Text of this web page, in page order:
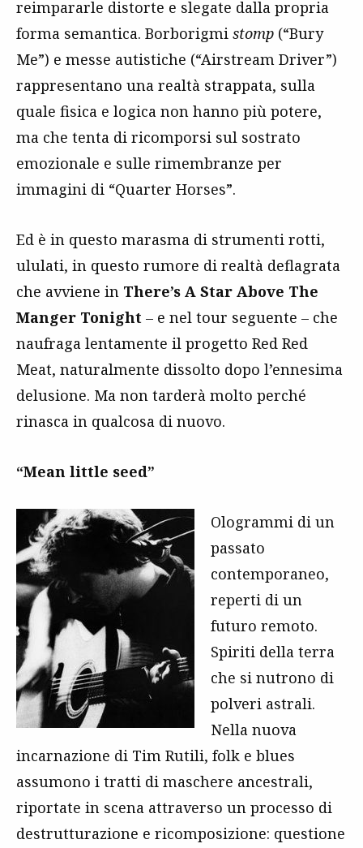
reimpararle distorte e slegate dalla propria
forma semantica. Borborigmi stomp (“Bury
Me”) e messe autistiche (“Airstream Driver”)
rappresentano una realtà strappata, sulla
quale fisica e logica non hanno più potere,
ma che tenta di ricomporsi sul sostrato
emozionale e sulle rimembranze per
immagini di “Quarter Horses”.
Ed è in questo marasma di strumenti rotti,
ululati, in questo rumore di realtà deflagrata
che avviene in There’s A Star Above The
Manger Tonight – e nel tour seguente – che
naufraga lentamente il progetto Red Red
Meat, naturalmente dissolto dopo l’ennesima
delusione. Ma non tarderà molto perché
rinasca in qualcosa di nuovo.
“Mean little seed”
Ologrammi di un
passato
contemporaneo,
reperti di un
futuro remoto.
Spiriti della terra
che si nutrono di
polveri astrali.
Nella nuova
incarnazione di Tim Rutili, folk e blues
assumono i tratti di maschere ancestrali,
riportate in scena attraverso un processo di
destrutturazione e ricomposizione: questione